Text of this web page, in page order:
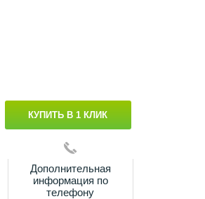
КУПИТЬ В 1 КЛИК
Дополнительная
информация по
телефону